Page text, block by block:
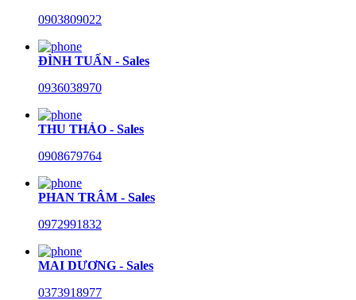
0903809022
ĐÌNH TUẤN - Sales
0936038970
THU THẢO - Sales
0908679764
PHAN TRÂM - Sales
0972991832
MAI DƯƠNG - Sales
0373918977